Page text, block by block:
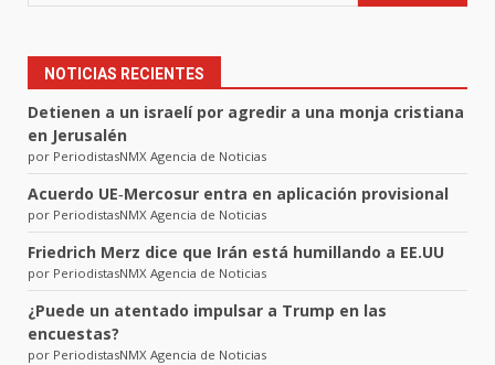
NOTICIAS RECIENTES
Detienen a un israelí por agredir a una monja cristiana
en Jerusalén
por PeriodistasNMX Agencia de Noticias
Acuerdo UE‑Mercosur entra en aplicación provisional
por PeriodistasNMX Agencia de Noticias
Friedrich Merz dice que Irán está humillando a EE.UU
por PeriodistasNMX Agencia de Noticias
¿Puede un atentado impulsar a Trump en las
encuestas?
por PeriodistasNMX Agencia de Noticias